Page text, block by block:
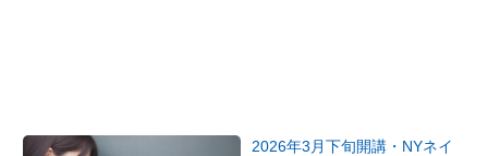
2026年3月下旬開講・NYネイ